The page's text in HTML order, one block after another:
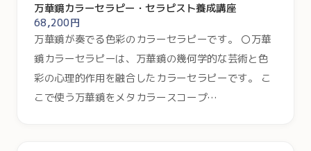
万華鏡カラーセラピー・セラピスト養成講座
68,200円
万華鏡が奏でる色彩のカラーセラピーです。 〇万華
鏡カラーセラピーは、万華鏡の幾何学的な芸術と色
彩の心理的作用を融合したカラーセラピーです。 こ
こで使う万華鏡をメタカラースコープ…